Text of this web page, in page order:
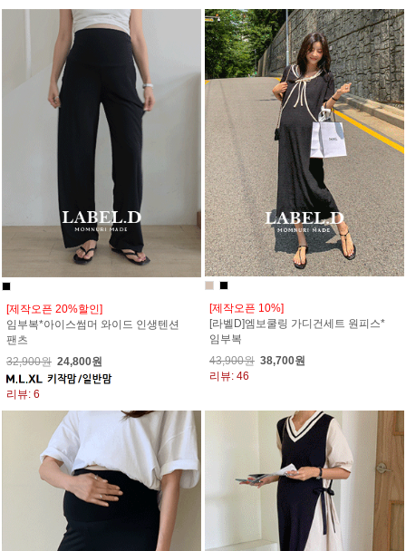
[제작오픈 20%할인]
임부복*아이스썸머 와이드 인생텐션
팬츠
32,900원 24,800원
리뷰: 6
[제작오픈 10%]
[라벨D]엠보쿨링 가디건세트 원피스*
임부복
43,900원 38,700원
리뷰: 46